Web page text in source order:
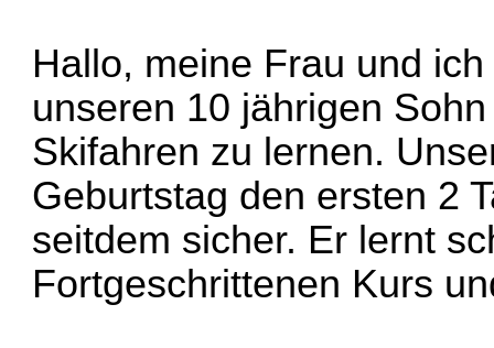
Hallo, meine Frau und
unseren 10 jährigen
Skifahren zu lernen.
Geburtstag den ersten 2
seitdem sicher. Er lernt
Fortgeschrittenen Kurs